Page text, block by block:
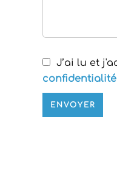
J’ai lu et
confidentialité
ENVOYER